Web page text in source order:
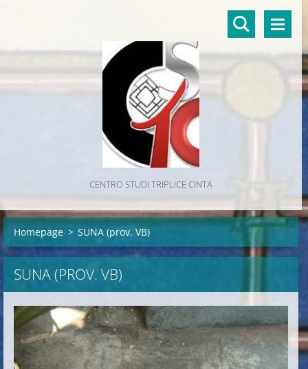
CENTRO STUDI TRIPLICE CINTA
Homepage > SUNA (prov. VB)
SUNA (PROV. VB)